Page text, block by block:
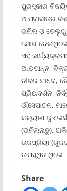
ପୁରସ୍କାର
ଆମ୍ବାସାଡର
ତାମିଲ ଓ ତେଲୁଗୁ
ଯୋଗ ଦେଇଥିଲେ
ଏହି
ଆୟପାନ୍ନ,
ନୀରଜ ମାଧବ,
ପ୍ରିୟଦର୍ଶନ,
ଔସେପାଚନ,
କଲ୍ୟାଣ
(ତାମିଲନାଡୁ),
ରାଜପ୍ରିୟା
ଉପସ୍ଥିତ ଥିଲେ ।
Share